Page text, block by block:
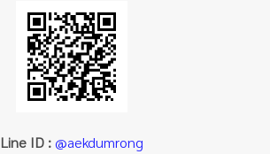
Line ID : @aekdumrong